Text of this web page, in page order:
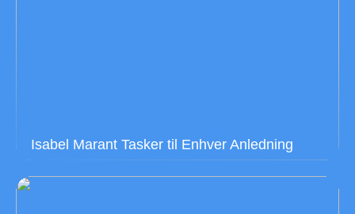
Isabel Marant Tasker til Enhver Anledning